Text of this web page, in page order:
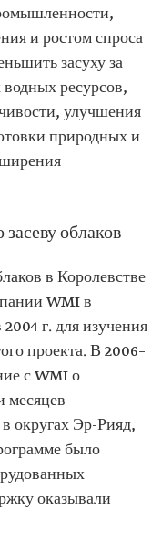
и ростом спроса
засуху за
ресурсов,
улучшения
природных и
облаков
в Королевстве
WMI в
г. для изучения
проекта. В 2006–
с WMI о
месяцев
округах Эр-Рияд,
было
оказывали